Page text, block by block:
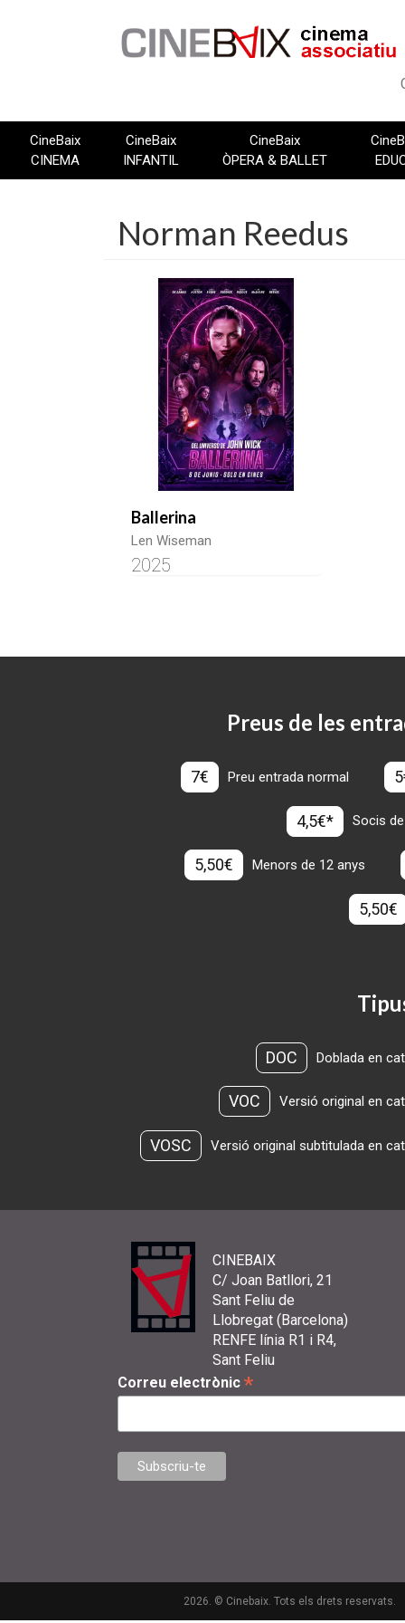
CineBaix
CINEMA
CineBaix
INFANTIL
CineBaix
ÒPERA & BALLET
Norman Reedus
Ballerina
Len Wiseman
2025
Preus de les
7€ Preu entrada normal
4,5€* Socis
5,50€ Menors de 12 anys
5,50€
DOC Doblada en
VOC Versió original en
VOSC Versió original subtitulada en
CINEBAIX
C/ Joan Batllori, 21
Sant Feliu de
Llobregat (Barcelona)
RENFE línia R1 i R4,
Sant Feliu
Correu electrònic *
2026. © Cinebaix. Tots els drets reservats.